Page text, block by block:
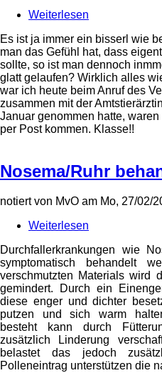
Weiterlesen
klappt!
Es ist ja immer ein bisserl wie
man das Gefühl hat, dass
sollte, so ist man dennoch
glatt gelaufen? Wirklich alles
war ich heute beim Anruf des
zusammen mit der
Januar genommen hatte,
per Post kommen. Klasse!!
Nosema/Ruhr
notiert von MvO am Mo, 27/02/
Weiterlesen
behandeln
Durchfallerkrankungen wie
symptomatisch behandelt
verschmutzten Materials wird
gemindert. Durch ein
diese enger und dichter
putzen und sich warm
besteht kann durch
zusätzlich Linderung
belastet das jedoch
Polleneintrag unterstützen die